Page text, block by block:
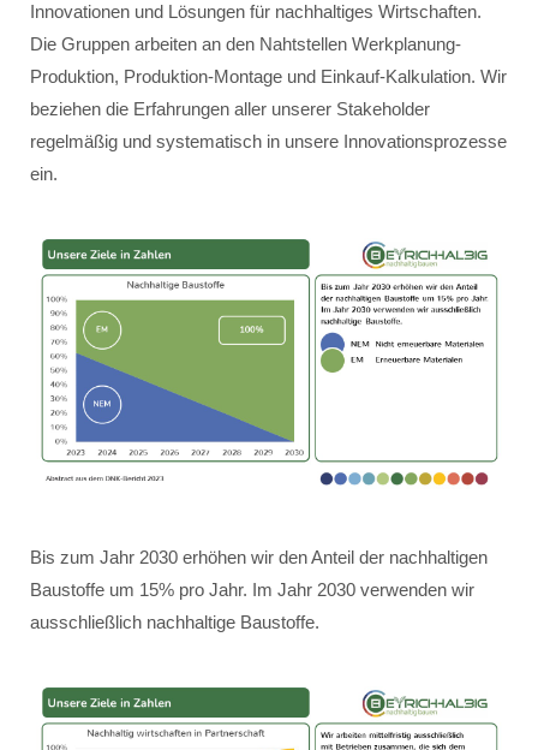
Innovationen und Lösungen für nachhaltiges Wirtschaften.
Die Gruppen arbeiten an den Nahtstellen Werkplanung-
Produktion, Produktion-Montage und Einkauf-Kalkulation. Wir
beziehen die Erfahrungen aller unserer Stakeholder
regelmäßig und systematisch in unsere Innovationsprozesse
ein.
Bis zum Jahr 2030 erhöhen wir den Anteil der nachhaltigen
Baustoffe um 15% pro Jahr. Im Jahr 2030 verwenden wir
ausschließlich nachhaltige Baustoffe.